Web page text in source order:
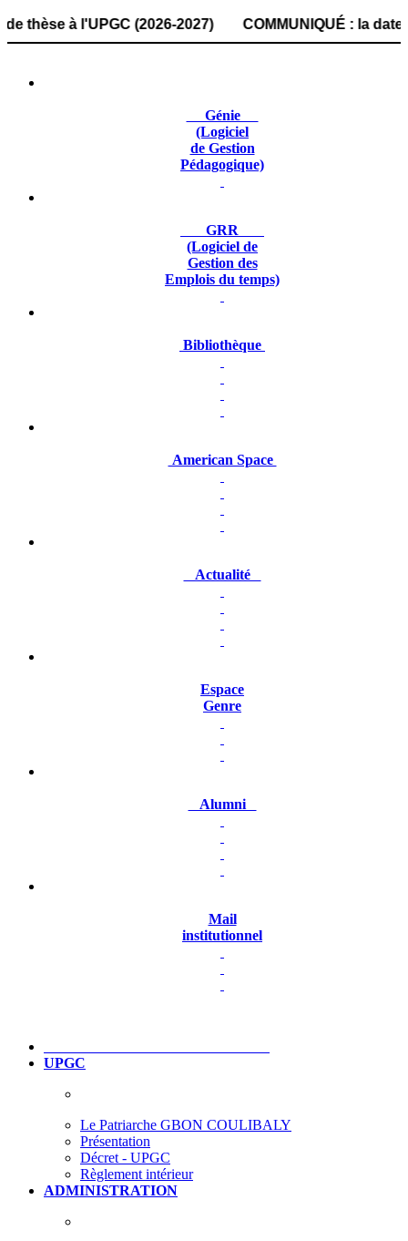
à l'UPGC (2026-2027) COMMUNIQUÉ : la date
Génie
(Logiciel
de Gestion
Pédagogique)
GRR
(Logiciel de
Gestion des
Emplois du temps)
Bibliothèque
American Space
Actualité
Espace
Genre
Alumni
Mail
institutionnel
UPGC
Le Patriarche GBON COULIBALY
Présentation
Décret - UPGC
Règlement intérieur
ADMINISTRATION